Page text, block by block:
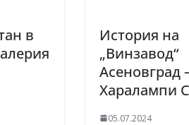
в
История на
„Винзавод“
Асеновград
Харалампи
05.07.2024